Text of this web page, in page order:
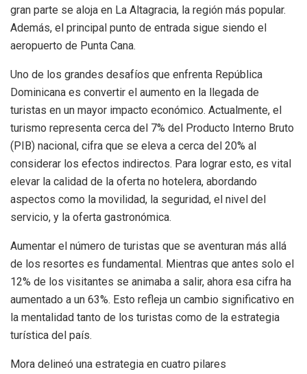
gran parte se aloja en La Altagracia, la región más popular.
Además, el principal punto de entrada sigue siendo el
aeropuerto de Punta Cana.
Uno de los grandes desafíos que enfrenta República
Dominicana es convertir el aumento en la llegada de
turistas en un mayor impacto económico. Actualmente, el
turismo representa cerca del 7% del Producto Interno Bruto
(PIB) nacional, cifra que se eleva a cerca del 20% al
considerar los efectos indirectos. Para lograr esto, es vital
elevar la calidad de la oferta no hotelera, abordando
aspectos como la movilidad, la seguridad, el nivel del
servicio, y la oferta gastronómica.
Aumentar el número de turistas que se aventuran más allá
de los resortes es fundamental. Mientras que antes solo el
12% de los visitantes se animaba a salir, ahora esa cifra ha
aumentado a un 63%. Esto refleja un cambio significativo en
la mentalidad tanto de los turistas como de la estrategia
turística del país.
Mora delineó una estrategia en cuatro pilares